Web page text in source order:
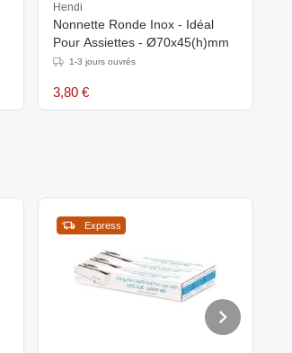
Hendi
Nonnette Ronde Inox - Idéal
Pour Assiettes - Ø70x45(h)mm
1-3 jours ouvrés
3,80 €
Express